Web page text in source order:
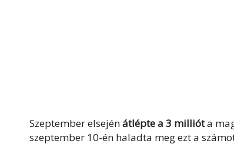
Szeptember elsejénátlépte a 3 millióta
szeptember 10-én haladta meg ezt a